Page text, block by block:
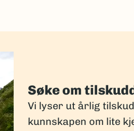
Søke om
Vi lyser ut årlig
kunnskapen om lite